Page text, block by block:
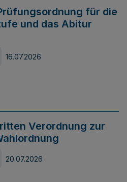
für die
und das Abitur
16.07.2026
Verordnung zur
20.07.2026